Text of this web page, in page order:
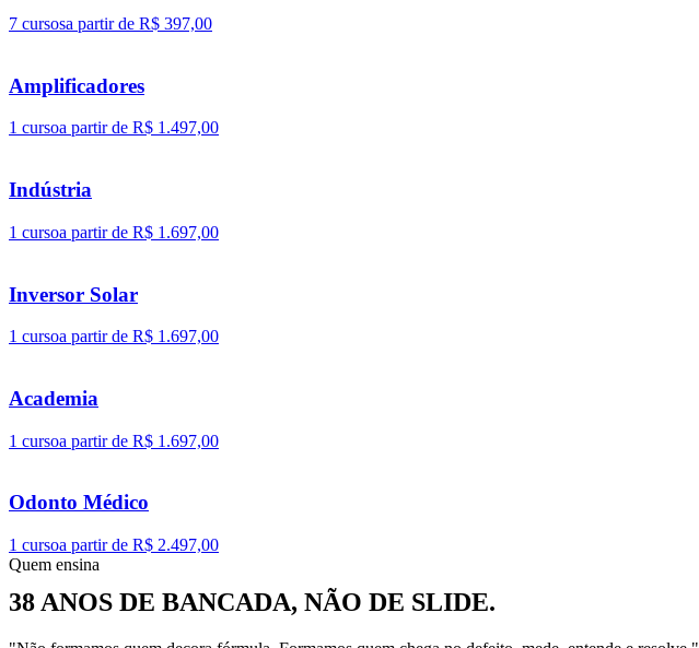
7 cursosa partir de R$ 397,00
Amplificadores
1 cursoa partir de R$ 1.497,00
Indústria
1 cursoa partir de R$ 1.697,00
Inversor Solar
1 cursoa partir de R$ 1.697,00
Academia
1 cursoa partir de R$ 1.697,00
Odonto Médico
1 cursoa partir de R$ 2.497,00
Quem ensina
38 ANOS DE BANCADA, NÃO DE SLIDE.